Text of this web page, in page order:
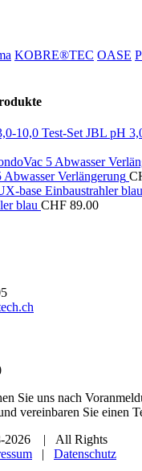
KOBRE®TEC OASE
JBL pH
Abwasser Verlängerung
blau CHF 89.00
Sie uns nach
vereinbaren Sie einen
-2026 | All Rights
| Datenschutz